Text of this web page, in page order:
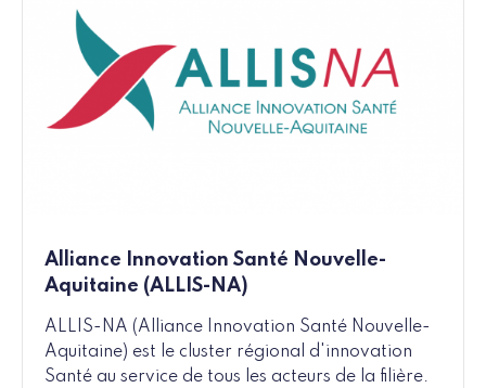
Alliance Innovation Santé Nouvelle-
Aquitaine (ALLIS-NA)
ALLIS-NA (Alliance Innovation Santé Nouvelle-
Aquitaine) est le cluster régional d'innovation
Santé au service de tous les acteurs de la filière.